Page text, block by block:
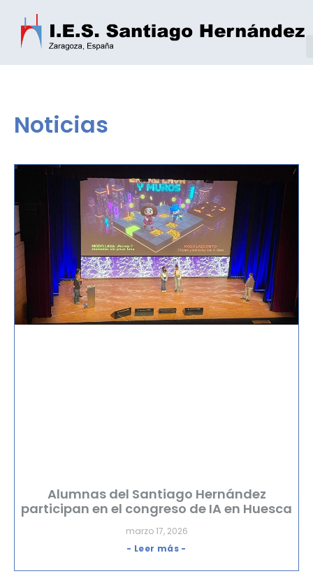
Noticias
Alumnas del Santiago Hernández
participan en el congreso de IA en Huesca
marzo 17, 2026
- Leer más -